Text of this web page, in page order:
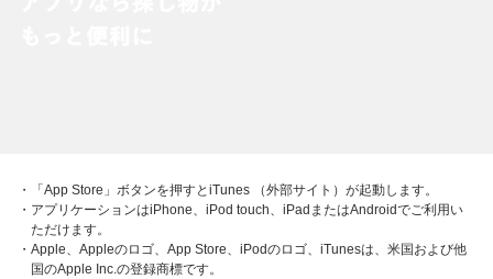
・「App Store」ボタンを押すとiTunes （外部サイト）が起動します。
・アプリケーションはiPhone、iPod touch、iPadまたはAndroidでご利用い
ただけます。
・Apple、Appleのロゴ、App Store、iPodのロゴ、iTunesは、米国および他
国のApple Inc.の登録商標です。